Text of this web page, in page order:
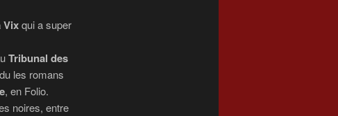
Vixqui a super
Tribunal des
les romans
, en Folio.
noires, entre